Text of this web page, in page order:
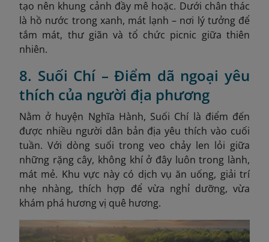
tạo nên khung cảnh đầy mê hoặc. Dưới chân thác
là hồ nước trong xanh, mát lạnh – nơi lý tưởng để
tắm mát, thư giãn và tổ chức picnic giữa thiên
nhiên.
8. Suối Chí – Điểm dã ngoại yêu
thích của người địa phương
Nằm ở huyện Nghĩa Hành, Suối Chí là điểm đến
được nhiều người dân bản địa yêu thích vào cuối
tuần. Với dòng suối trong veo chảy len lỏi giữa
những rặng cây, không khí ở đây luôn trong lành,
mát mẻ. Khu vực này có dịch vụ ăn uống, giải trí
nhẹ nhàng, thích hợp để vừa nghỉ dưỡng, vừa
khám phá hương vị quê hương.